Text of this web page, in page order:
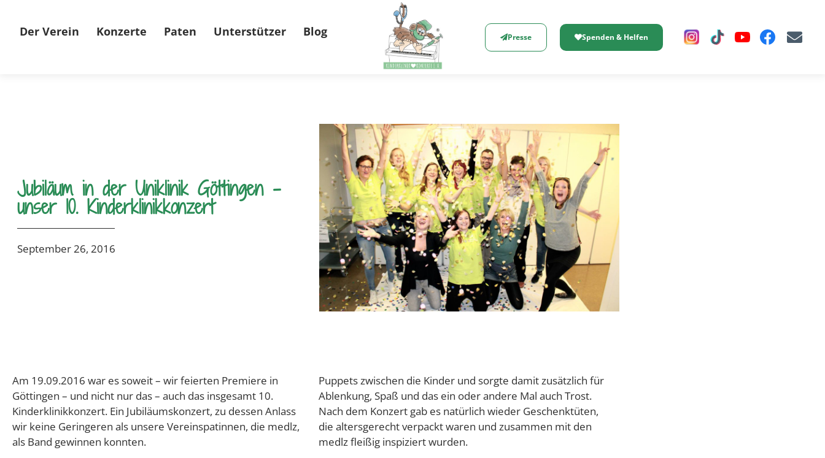
Der Verein Konzerte Paten Unterstützer Blog Presse Spenden & Helfen
Jubiläum in der Uniklinik Göttingen –
unser 10. Kinderklinikkonzert
September 26, 2016
Am 19.09.2016 war es soweit – wir feierten Premiere in
Göttingen – und nicht nur das – auch das insgesamt 10.
Kinderklinikkonzert. Ein Jubiläumskonzert, zu dessen Anlass
wir keine Geringeren als unsere Vereinspatinnen, die medlz,
als Band gewinnen konnten.
Puppets zwischen die Kinder und sorgte damit zusätzlich für
Ablenkung, Spaß und das ein oder andere Mal auch Trost.
Nach dem Konzert gab es natürlich wieder Geschenktüten,
die altersgerecht verpackt waren und zusammen mit den
medlz fleißig inspiziert wurden.